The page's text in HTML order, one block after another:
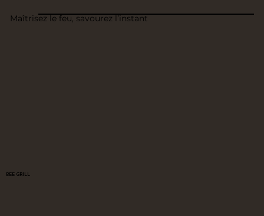
Maîtrisez le feu, savourez l’instant
BEE GRILL